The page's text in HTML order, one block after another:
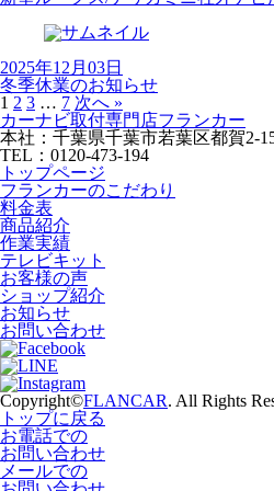
2025年12月03日
冬季休業のお知らせ
1 2 3 … 7 次へ »
カーナビ取付専⾨店フランカー
本社：千葉県千葉市若葉区都賀2-
TEL：0120-473-194
トップページ
フランカーのこだわり
料金表
商品紹介
作業実績
テレビキット
お客様の声
ショップ紹介
お知らせ
お問い合わせ
Copyright©FLANCAR. All Rights
トップに戻る
お電話での
お問い合わせ
メールでの